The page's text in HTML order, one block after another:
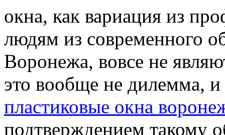
окна, как вариация из
людям из современного
Воронежа, вовсе не
это вообще не дилемма,
пластиковые окна
подтверждением такому